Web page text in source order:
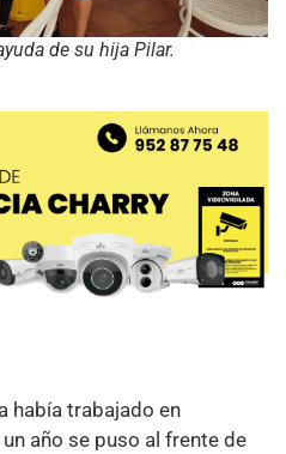
de su hija Pilar.
había trabajado en
año se puso al frente de